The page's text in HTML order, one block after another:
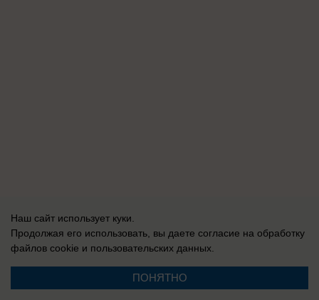
Наш сайт использует куки.
Продолжая его использовать, вы даете согласие на обработку
файлов cookie и пользовательских данных.
ПОНЯТНО